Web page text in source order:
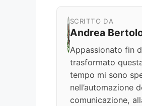
SCRITTO DA
Andrea
Appassionato fin
trasformato
tempo mi sono
nell’automazione
comunicazione,